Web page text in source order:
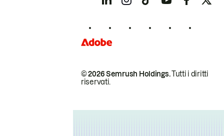
© 2026 Semrush Holdings.Tutti i diritti
riservati.